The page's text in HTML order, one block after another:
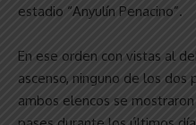
estadio “Anyulín Penacino”.
En ese orden con vistas al
ascenso, ninguno de los dos
ambos elencos se